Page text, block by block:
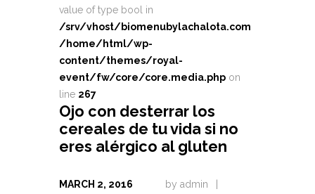
value of type bool in
/srv/vhost/biomenubylachalota.com
/home/html/wp-
content/themes/royal-
event/fw/core/core.media.php on
line 267
Ojo con desterrar los
cereales de tu vida si no
eres alérgico al gluten
MARCH 2, 2016 by admin